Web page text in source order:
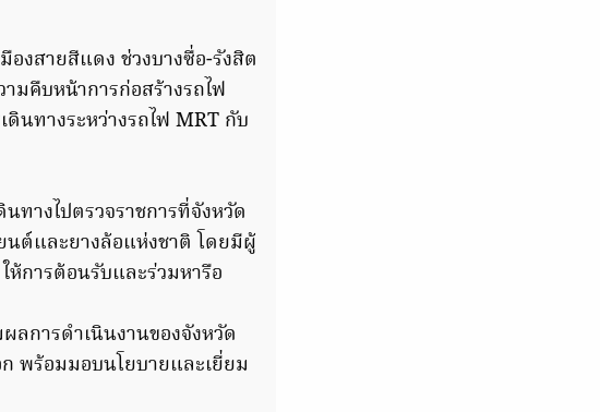
องสายสีแดง ช่วงบางซื่อ-รังสิต
มคืบหน้าการก่อสร้างรถไฟ
นทางระหว่างรถไฟ MRT กับ
ทางไปตรวจราชการที่จังหวัด
นต์และยางล้อแห่งชาติ โดยมีผู้
การต้อนรับและร่วมหารือ
ลการดำเนินงานของจังหวัด
พร้อมมอบนโยบายและเยี่ยม